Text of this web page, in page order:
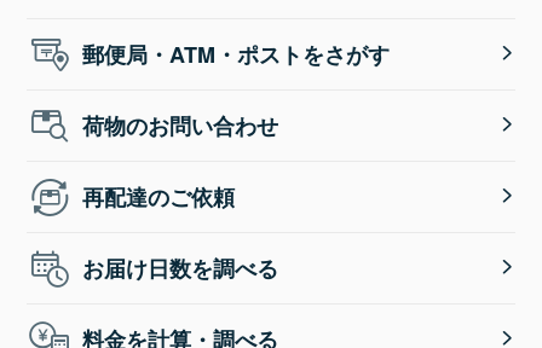
郵便局・ATM・ポストをさがす
荷物のお問い合わせ
再配達のご依頼
お届け日数を調べる
料金を計算・調べる